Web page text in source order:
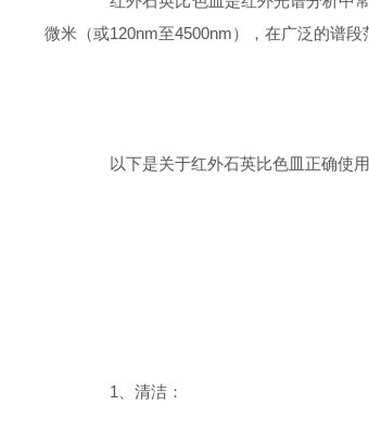
微米（或120nm至4500nm），在广泛的谱
以下是关于红外石英比色皿正确使用
1、清洁：